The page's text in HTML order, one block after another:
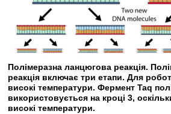
Полімеразна ланцюгова реакція.
реакція включає три етапи. Для
високі температури. Фермент Taq
використовується на кроці 3,
високі температури.